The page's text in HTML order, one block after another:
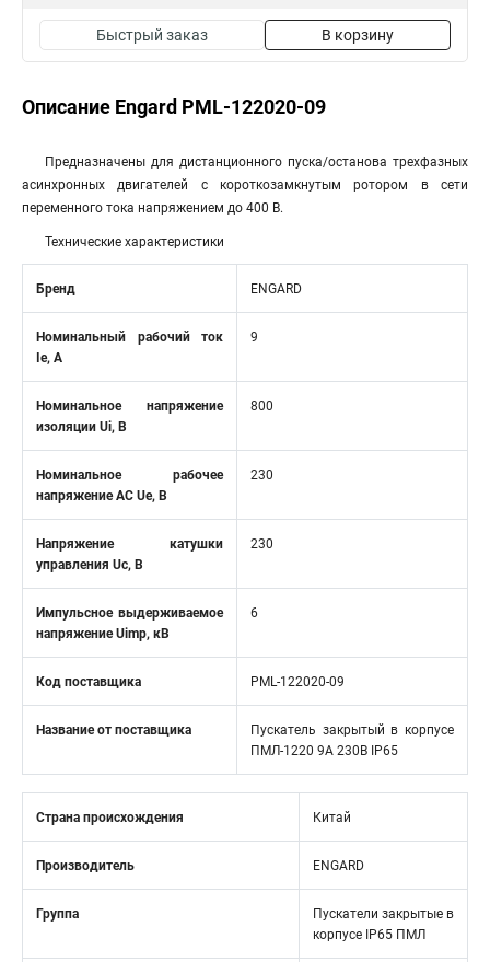
Быстрый заказ В корзину
Описание Engard PML-122020-09
Предназначены для дистанционного пуска/останова трехфазных
асинхронных двигателей с короткозамкнутым ротором в сети
переменного тока напряжением до 400 В.
Технические характеристики
Бренд ENGARD
Номинальный рабочий ток
Ie, A
9
Номинальное напряжение
изоляции Ui, В
800
Номинальное рабочее
напряжение AC Ue, В
230
Напряжение катушки
управления Uc, В
230
Импульсное выдерживаемое
напряжение Uimp, кВ
6
Код поставщика PML-122020-09
Название от поставщика
Пускатель закрытый в корпусе
ПМЛ-1220 9A 230В IР65
Страна происхождения Китай
Производитель ENGARD
Группа
Пускатели закрытые в
корпусе IP65 ПМЛ